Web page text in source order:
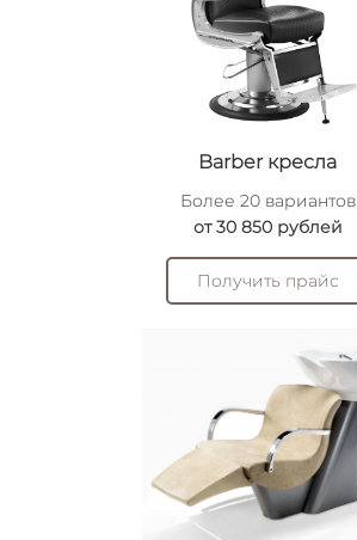
Barber кресла
Более 20 вариантов
от 30 850 рублей
Получить прайс